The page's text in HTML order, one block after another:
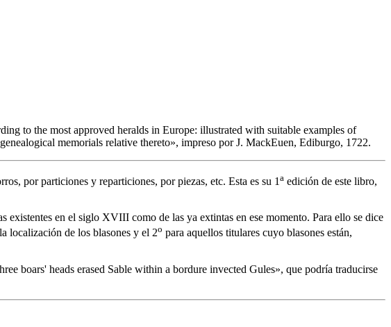
to the most approved heralds in Europe: illustrated with suitable examples of
memorials relative thereto», impreso por J. MackEuen, Ediburgo, 1722.
por particiones y reparticiones, por piezas, etc. Esta es su 1 a edición de este libro,
existentes en el siglo XVIII como de las ya extintas en ese momento. Para ello se dice
localización de los blasones y el 2o para aquellos titulares cuyo blasones están,
boars' heads erased Sable within a bordure invected Gules», que podría traducirse